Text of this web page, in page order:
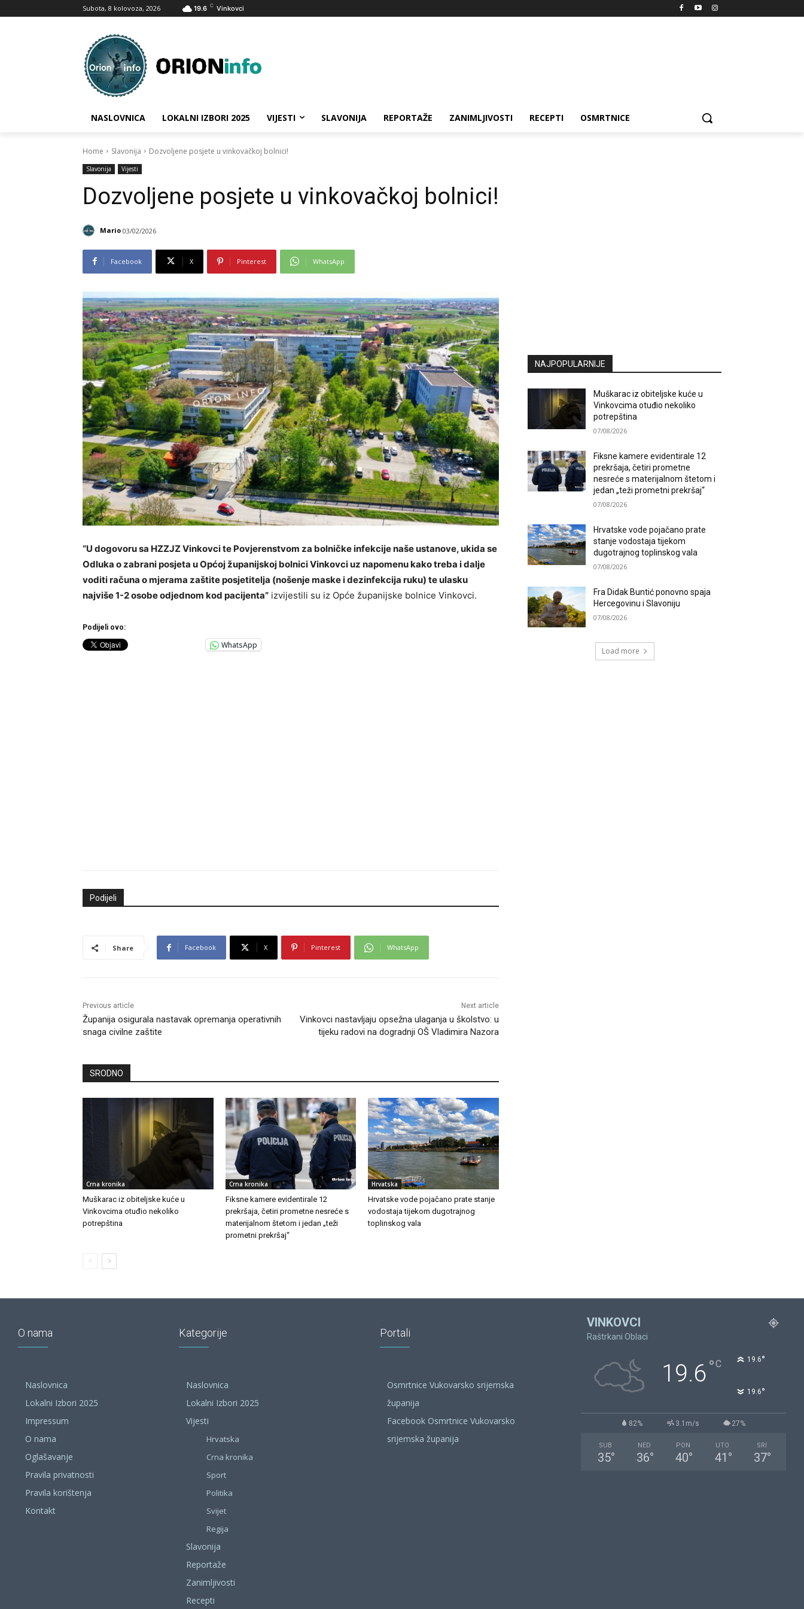
Subota, 8 kolovoza, 2026 19.6 C Vinkovci
NASLOVNICA LOKALNI IZBORI 2025 VIJESTI SLAVONIJA REPORTAŽE ZANIMLJIVOSTI RECEPTI OSMRTNICE
Home Slavonija Dozvoljene posjete u vinkovačkoj bolnici!
Slavonija Vijesti
Dozvoljene posjete u vinkovačkoj bolnici!
Mario 03/02/2026
Facebook X Pinterest WhatsApp
“U dogovoru sa HZZJZ Vinkovci te Povjerenstvom za bolničke infekcije naše ustanove, ukida se
Odluka o zabrani posjeta u Općoj županijskoj bolnici Vinkovci uz napomenu kako treba i dalje
voditi računa o mjerama zaštite posjetitelja (nošenje maske i dezinfekcija ruku) te ulasku
najviše 1-2 osobe odjednom kod pacijenta” izvijestili su iz Opće županijske bolnice Vinkovci.
Podijeli ovo:
WhatsApp
Podijeli
Share Facebook X Pinterest WhatsApp
Previous article
Županija osigurala nastavak opremanja operativnih
snaga civilne zaštite
Next article
Vinkovci nastavljaju opsežna ulaganja u školstvo: u
tijeku radovi na dogradnji OŠ Vladimira Nazora
SRODNO
Crna kronika
Muškarac iz obiteljske kuće u
Vinkovcima otuđio nekoliko
potrepština
Crna kronika
Fiksne kamere evidentirale 12
prekršaja, četiri prometne nesreće s
materijalnom štetom i jedan „teži
prometni prekršaj“
Hrvatska
Hrvatske vode pojačano prate stanje
vodostaja tijekom dugotrajnog
toplinskog vala
NAJPOPULARNIJE
Muškarac iz obiteljske kuće u
Vinkovcima otuđio nekoliko
potrepština
07/08/2026
Fiksne kamere evidentirale 12
prekršaja, četiri prometne
nesreće s materijalnom štetom i
jedan „teži prometni prekršaj“
07/08/2026
Hrvatske vode pojačano prate
stanje vodostaja tijekom
dugotrajnog toplinskog vala
07/08/2026
Fra Didak Buntić ponovno spaja
Hercegovinu i Slavoniju
07/08/2026
Load more
O nama
Naslovnica
Lokalni Izbori 2025
Impressum
O nama
Oglašavanje
Pravila privatnosti
Pravila korištenja
Kontakt
Kategorije
Naslovnica
Lokalni Izbori 2025
Vijesti
Hrvatska
Crna kronika
Sport
Politika
Svijet
Regija
Slavonija
Reportaže
Zanimljivosti
Recepti
Portali
Osmrtnice Vukovarsko srijemska
županija
Facebook Osmrtnice Vukovarsko
srijemska županija
VINKOVCI
Raštrkani Oblaci
19.6°C 19.6°
19.6°
82% 3.1m/s 27%
SUB
35°
NED
36°
PON
40°
UTO
41 °
SRI
37°